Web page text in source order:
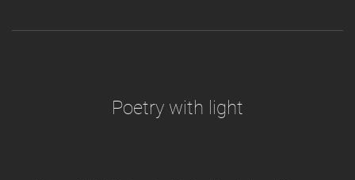
Poetry with light